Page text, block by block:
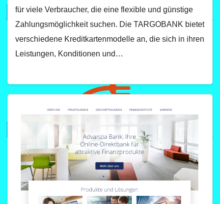
für viele Verbraucher, die eine flexible und günstige
Zahlungsmöglichkeit suchen. Die TARGOBANK bietet
verschiedene Kreditkartenmodelle an, die sich in ihren
Leistungen, Konditionen und…